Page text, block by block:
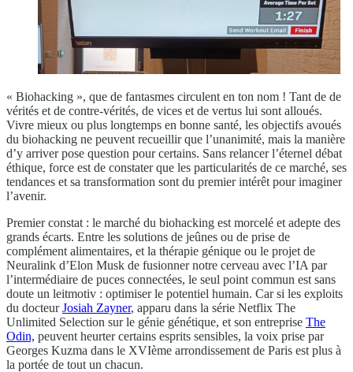
« Biohacking », que de fantasmes circulent en ton nom ! Tant de de
vérités et de contre-vérités, de vices et de vertus lui sont alloués.
Vivre mieux ou plus longtemps en bonne santé, les objectifs avoués
du biohacking ne peuvent recueillir que l’unanimité, mais la manière
d’y arriver pose question pour certains. Sans relancer l’éternel débat
éthique, force est de constater que les particularités de ce marché, ses
tendances et sa transformation sont du premier intérêt pour imaginer
l’avenir.
Premier constat : le marché du biohacking est morcelé et adepte des
grands écarts. Entre les solutions de jeûnes ou de prise de
complément alimentaires, et la thérapie génique ou le projet de
Neuralink d’Elon Musk de fusionner notre cerveau avec l’IA par
l’intermédiaire de puces connectées, le seul point commun est sans
doute un leitmotiv : optimiser le potentiel humain. Car si les exploits
du docteurJosiah Zayner, apparu dans la série Netflix The
Unlimited Selection sur le génie génétique, et son entreprise The
Odin, peuvent heurter certains esprits sensibles, la voix prise par
Georges Kuzma dans le XVIème arrondissement de Paris est plus à
la portée de tout un chacun.